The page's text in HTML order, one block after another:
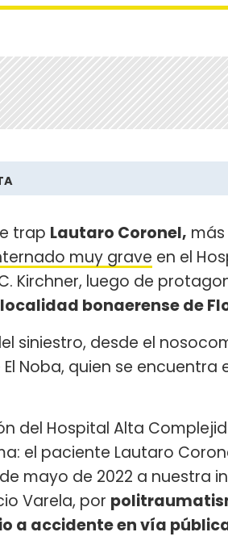
trap Lautaro Coronel,
muy grave en el
Kirchner, luego de
bonaerense de
siniestro, desde el
Noba, quien se
del Hospital Alta
el paciente Lautaro
mayo de 2022 a nuestra
Varela, por
a accidente en vía